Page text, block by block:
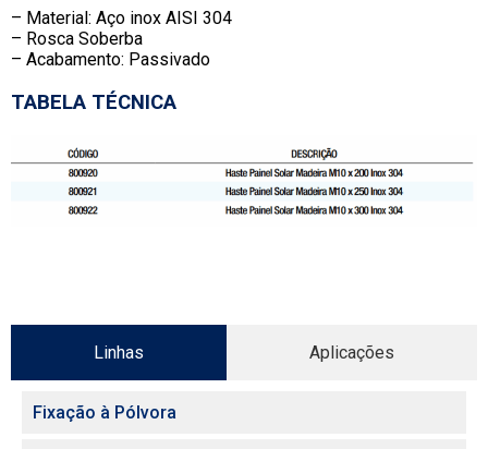
– Material: Aço inox AISI 304
– Rosca Soberba
– Acabamento: Passivado
TABELA TÉCNICA
Linhas Aplicações
Fixação à Pólvora